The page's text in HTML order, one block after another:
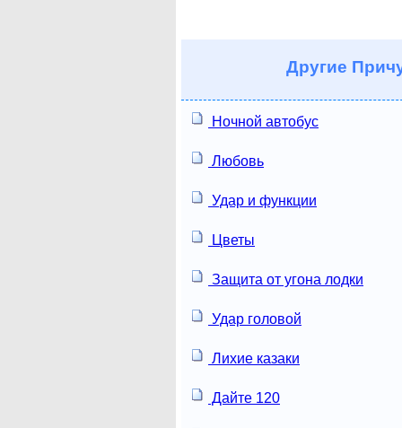
Другие
Ночной автобус
Любовь
Удар и функции
Цветы
Защита от угона лодки
Удар головой
Лихие казаки
Дайте 120